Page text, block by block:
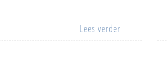
Lees verder